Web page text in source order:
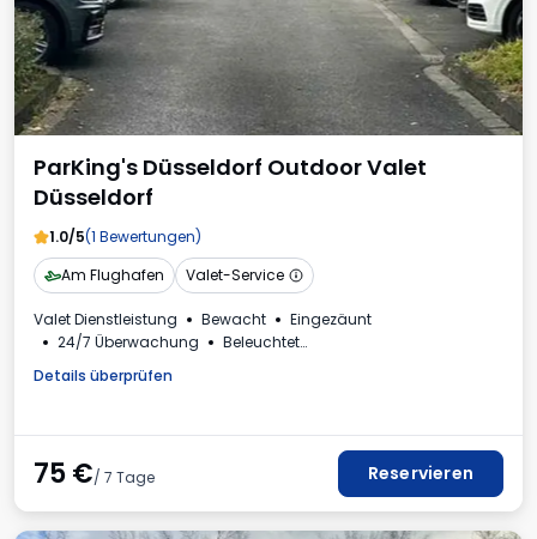
ParKing's Düsseldorf Outdoor Valet
Düsseldorf
1.0/5(1 Bewertungen)
Am Flughafen
Valet-Service
Valet Dienstleistung Bewacht
Eingezäunt
24/7 Überwachung
Beleuchtet
Details überprüfen
75€/ 7 Tage Reservieren